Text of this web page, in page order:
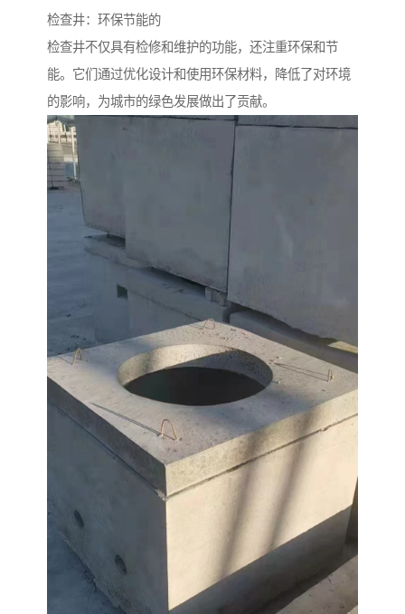
检查井：环保节能的
检查井不仅具有检修和维护的功能，还注重环保和节
能。它们通过优化设计和使用环保材料，降低了对环境
的影响，为城市的绿色发展做出了贡献。